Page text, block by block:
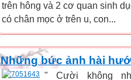
trên hông và 2 cơ quan sinh
có chân mọc ở trên u, con...
Những bức ảnh hài
" Cười không